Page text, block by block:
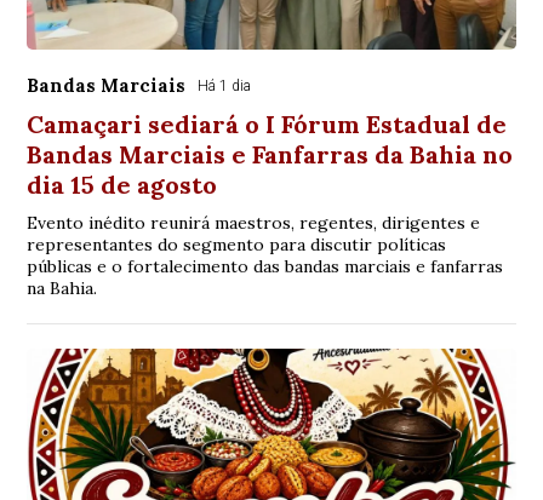
Bandas Marciais Há 1 dia
Camaçari sediará o I Fórum Estadual de
Bandas Marciais e Fanfarras da Bahia no
dia 15 de agosto
Evento inédito reunirá maestros, regentes, dirigentes e
representantes do segmento para discutir políticas
públicas e o fortalecimento das bandas marciais e fanfarras
na Bahia.